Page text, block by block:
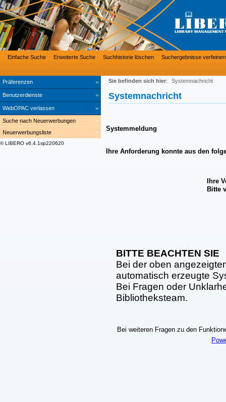
Präferenzen
Benutzerdienste
WebOPAC verlassen
Einfache Suche Erweiterte Suche Suchhistorie löschen Suchergebnisse
Suche nach Neuerwerbungen
Neuerwerbungsliste
© LIBERO v6.4.1sp220620
Sie befinden sich hier: Systemnachricht
Systemnachricht
Systemmeldung
Ihre Anforderung konnte aus den
Ihre
Bitte
BITTE BEACHTEN SIE
Bei der oben
automatisch erzeugte
Bei Fragen oder
Bibliotheksteam.
Bei weiteren Fragen zu den